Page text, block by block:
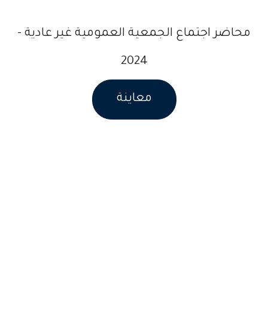
​محاضر اجتماع الجمعية العمومية غير عادية -
2024
معاينة